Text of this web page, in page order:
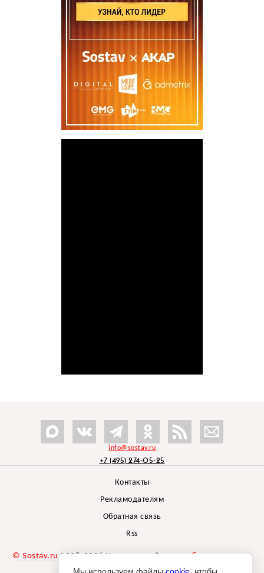
info@sostav.ru
+7 (495) 274-05-25
Контакты
Рекламодателям
Обратная связь
Rss
© Sostav.ru 1998-2026 Независимый проектбрендингового
агентства Depot